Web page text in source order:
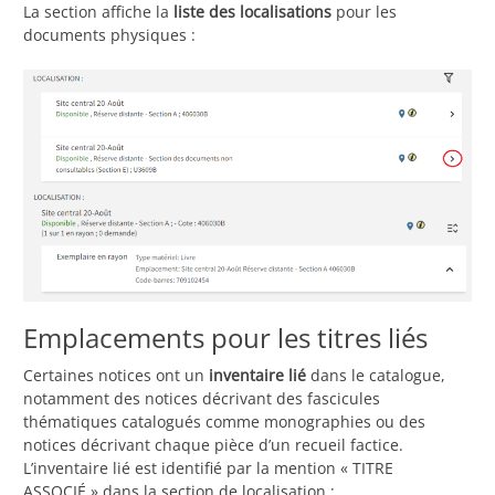
La section affiche la liste des localisations pour les
documents physiques :
Emplacements pour les titres liés
Certaines notices ont un inventaire lié dans le catalogue,
notamment des notices décrivant des fascicules
thématiques catalogués comme monographies ou des
notices décrivant chaque pièce d’un recueil factice.
L’inventaire lié est identifié par la mention « TITRE